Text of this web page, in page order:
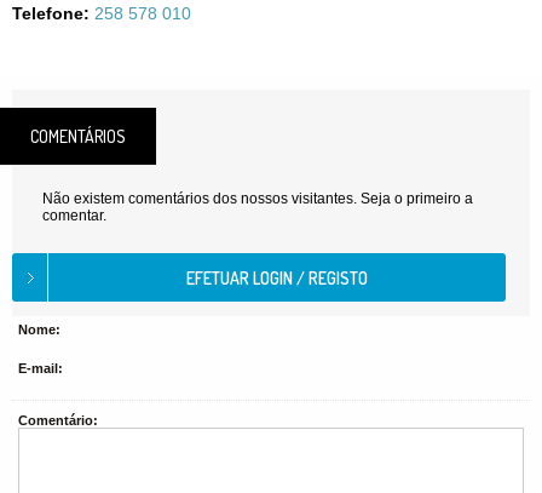
Telefone: 258 578 010
COMENTÁRIOS
Não existem comentários dos nossos visitantes. Seja o primeiro a
comentar.
Nome:
E-mail:
Comentário: